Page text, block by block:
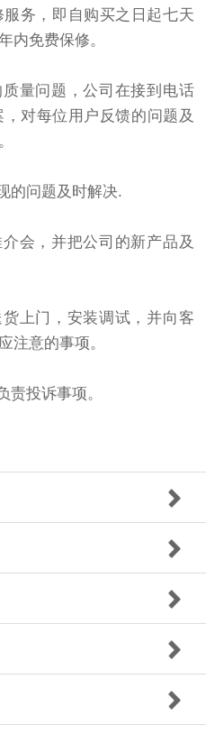
务，即自购买之日起七天
内免费保修。
量问题，公司在接到电话
对每位用户反馈的问题及
的问题及时解决.
会，并把公司的新产品及
上门，安装调试，并向客
注意的事项。
责投诉事项。